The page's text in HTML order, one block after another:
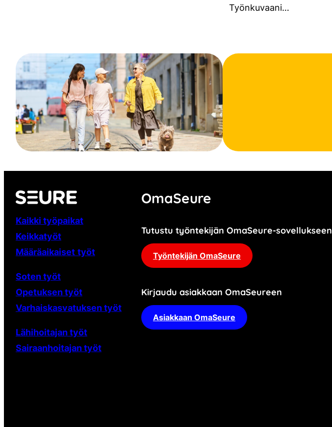
Työnkuvaani…
Kaikki työpaikat
Keikkatyöt
Määräaikaiset työt
Soten työt
Opetuksen työt
Varhaiskasvatuksen työt
Lähihoitajan työt
Sairaanhoitajan työt
OmaSeure
Tutustu työntekijän OmaSeure-sovellukseen
Työntekijän OmaSeure
Kirjaudu asiakkaan OmaSeureen
Asiakkaan OmaSeure